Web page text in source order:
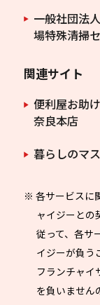
一般社団法
場特殊清掃
関連サイト
便利屋お助
奈良本店
暮らしのマ
※ 各サービスに
ャイジーとの
従って、各サ
イジーが負う
フランチャ
を負いません